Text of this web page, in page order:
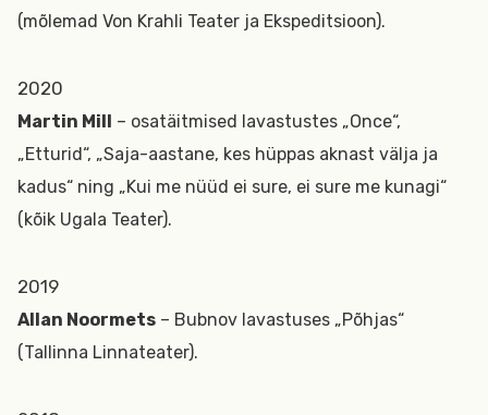
(mõlemad Von Krahli Teater ja Ekspeditsioon).
2020
Martin Mill – osatäitmised lavastustes „Once“,
„Etturid“, „Saja-aastane, kes hüppas aknast välja ja
kadus“ ning „Kui me nüüd ei sure, ei sure me kunagi“
(kõik Ugala Teater).
2019
Allan Noormets – Bubnov lavastuses „Põhjas“
(Tallinna Linnateater).